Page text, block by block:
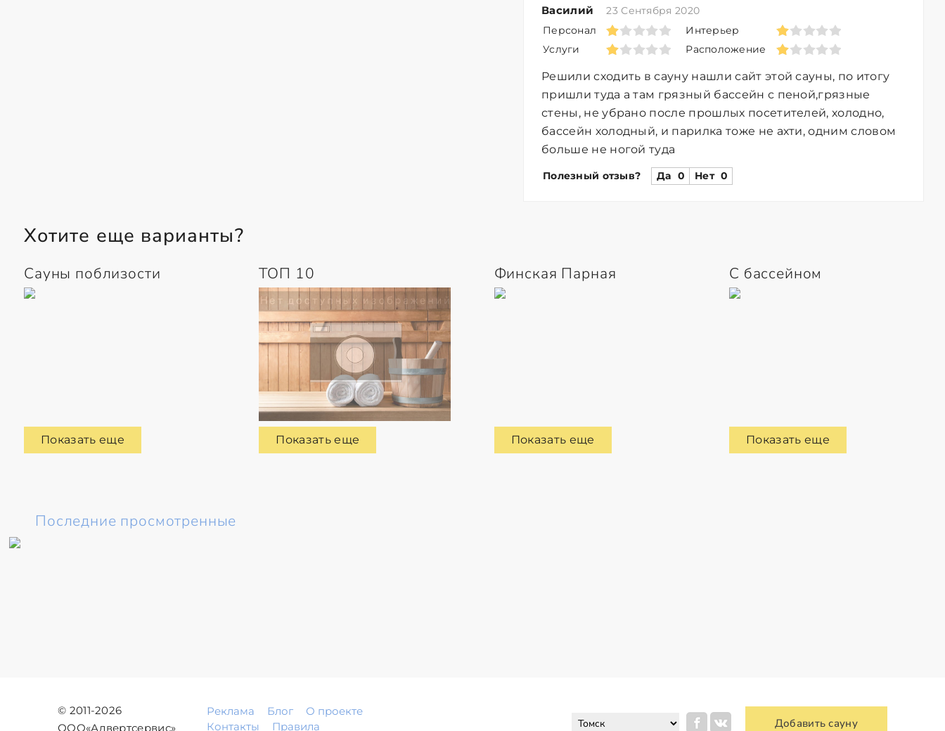
Василий
23 Сентября 2020
Персонал
Услуги
Интерьер
Расположение
Решили сходить в сауну нашли сайт этой сауны, по итогу
пришли туда а там грязный бассейн с пеной,грязные
стены, не убрано после прошлых посетителей, холодно,
бассейн холодный, и парилка тоже не ахти, одним словом
больше не ногой туда
Полезный отзыв? Да 0 Нет 0
Хотите еще варианты?
Сауны поблизости
Показать еще
ТОП 10
Показать еще
Финская Парная
Показать еще
С бассейном
Показать еще
Последние просмотренные
© 2011-2026
ООО«Адвертсервис»
Реклама Блог
О проекте
Контакты
Правила Добавить сауну